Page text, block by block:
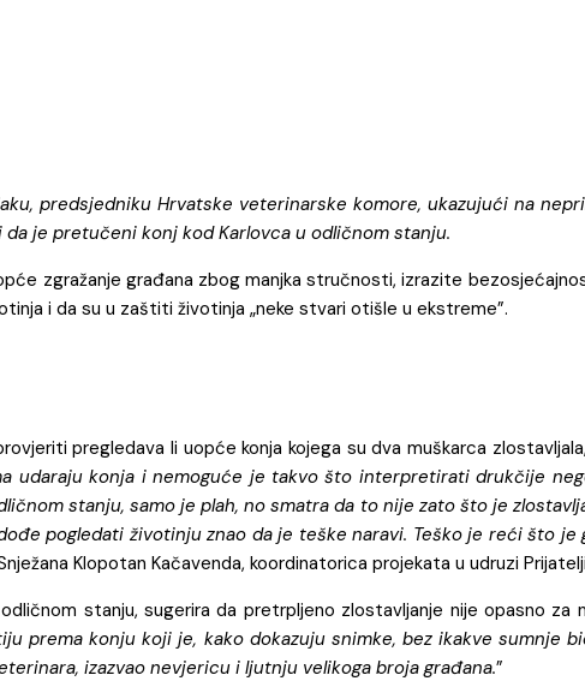
predsjedniku Hrvatske veterinarske komore, ukazujući na
je pretučeni konj kod Karlovca u odličnom stanju.
zgražanje građana zbog manjka stručnosti, izrazite
i da su u zaštiti životinja „neke stvari otišle u ekstreme”.
pregledava li uopće konja kojega su dva muškarca
udaraju konja i nemoguće je takvo što interpretirati drukčije
stanju, samo je plah, no smatra da to nije zato što je
pogledati životinju znao da je teške naravi. Teško je reći što
Klopotan Kačavenda, koordinatorica projekata u udruzi
stanju, sugerira da pretrpljeno zlostavljanje nije opasno za
prema konju koji je, kako dokazuju snimke, bez ikakve sumnje
izazvao nevjericu i ljutnju velikoga broja građana.”